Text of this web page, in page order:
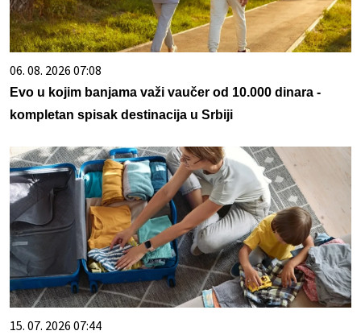
06. 08. 2026 07:08
Evo u kojim banjama važi vaučer od 10.000 dinara -
kompletan spisak destinacija u Srbiji
15. 07. 2026 07:44